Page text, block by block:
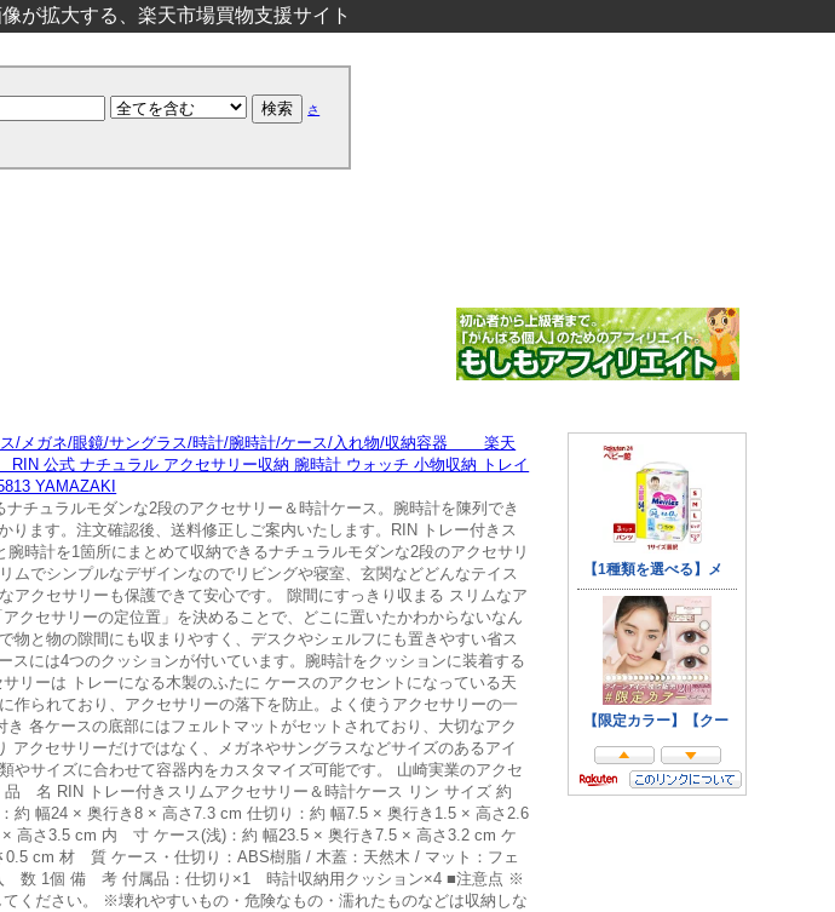
が拡大する、楽天市場買物支援サイト
さ
ス/メガネ/眼鏡/サングラス/時計/腕時計/ケース/入れ物/収納容器 楽天
公式 ナチュラル アクセサリー収納 腕時計 ウォッチ 小物収納 トレイ
YAMAZAKI
チュラルモダンな2段のアクセサリー＆時計ケース。腕時計を陳列でき
ます。注文確認後、送料修正しご案内いたします。RIN トレー付きス
時計を1箇所にまとめて収納できるナチュラルモダンな2段のアクセサリ
でシンプルなデザインなのでリビングや寝室、玄関などどんなテイス
アクセサリーも保護できて安心です。 隙間にすっきり収まる スリムなア
クセサリーの定位置」を決めることで、どこに置いたかわからないなん
と物の隙間にも収まりやすく、デスクやシェルフにも置きやすい省ス
には4つのクッションが付いています。腕時計をクッションに装着する
リーは トレーになる木製のふたに ケースのアクセントになっている天
られており、アクセサリーの落下を防止。よく使うアクセサリーの一
各ケースの底部にはフェルトマットがセットされており、大切なアク
クセサリーだけではなく、メガネやサングラスなどサイズのあるアイ
サイズに合わせて容器内をカスタマイズ可能です。 山崎実業のアクセ
名 RIN トレー付きスリムアクセサリー＆時計ケース リン サイズ 約
約 幅24 × 奥行き8 × 高さ7.3 cm 仕切り：約 幅7.5 × 奥行き1.5 × 高さ2.6
高さ3.5 cm 内 寸 ケース(浅)：約 幅23.5 × 奥行き7.5 × 高さ3.2 cm ケ
cm 材 質 ケース・仕切り：ABS樹脂 / 木蓋：天然木 / マット：フェ
数 1個 備 考 付属品：仕切り×1 時計収納用クッション×4 ■注意点 ※
ください。 ※壊れやすいもの・危険なもの・濡れたものなどは収納しな